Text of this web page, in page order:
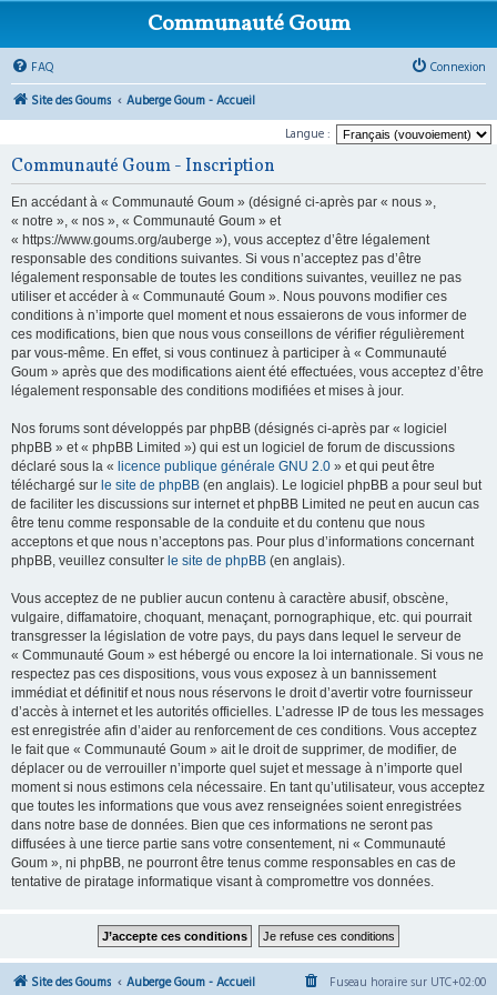
Communauté Goum
FAQ
Connexion
Site des Goums
Auberge Goum - Accueil
Langue :
Communauté Goum - Inscription
En accédant à « Communauté Goum » (désigné ci-après par « nous »,
« notre », « nos », « Communauté Goum » et
« https://www.goums.org/auberge »), vous acceptez d’être légalement
responsable des conditions suivantes. Si vous n’acceptez pas d’être
légalement responsable de toutes les conditions suivantes, veuillez ne pas
utiliser et accéder à « Communauté Goum ». Nous pouvons modifier ces
conditions à n’importe quel moment et nous essaierons de vous informer de
ces modifications, bien que nous vous conseillons de vérifier régulièrement
par vous-même. En effet, si vous continuez à participer à « Communauté
Goum » après que des modifications aient été effectuées, vous acceptez d’être
légalement responsable des conditions modifiées et mises à jour.
Nos forums sont développés par phpBB (désignés ci-après par « logiciel
phpBB » et « phpBB Limited ») qui est un logiciel de forum de discussions
déclaré sous la « licence publique générale GNU 2.0 » et qui peut être
téléchargé sur le site de phpBB (en anglais). Le logiciel phpBB a pour seul but
de faciliter les discussions sur internet et phpBB Limited ne peut en aucun cas
être tenu comme responsable de la conduite et du contenu que nous
acceptons et que nous n’acceptons pas. Pour plus d’informations concernant
phpBB, veuillez consulter le site de phpBB (en anglais).
Vous acceptez de ne publier aucun contenu à caractère abusif, obscène,
vulgaire, diffamatoire, choquant, menaçant, pornographique, etc. qui pourrait
transgresser la législation de votre pays, du pays dans lequel le serveur de
« Communauté Goum » est hébergé ou encore la loi internationale. Si vous ne
respectez pas ces dispositions, vous vous exposez à un bannissement
immédiat et définitif et nous nous réservons le droit d’avertir votre fournisseur
d’accès à internet et les autorités officielles. L’adresse IP de tous les messages
est enregistrée afin d’aider au renforcement de ces conditions. Vous acceptez
le fait que « Communauté Goum » ait le droit de supprimer, de modifier, de
déplacer ou de verrouiller n’importe quel sujet et message à n’importe quel
moment si nous estimons cela nécessaire. En tant qu’utilisateur, vous acceptez
que toutes les informations que vous avez renseignées soient enregistrées
dans notre base de données. Bien que ces informations ne seront pas
diffusées à une tierce partie sans votre consentement, ni « Communauté
Goum », ni phpBB, ne pourront être tenus comme responsables en cas de
tentative de piratage informatique visant à compromettre vos données.
Site des Goums Auberge Goum - Accueil Fuseau horaire sur UTC+02:00